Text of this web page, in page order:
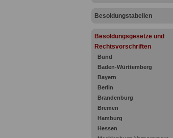
Besoldungstabellen
Besoldungsgesetze und
Rechtsvorschriften
Bund
Baden-Württemberg
Bayern
Berlin
Brandenburg
Bremen
Hamburg
Hessen